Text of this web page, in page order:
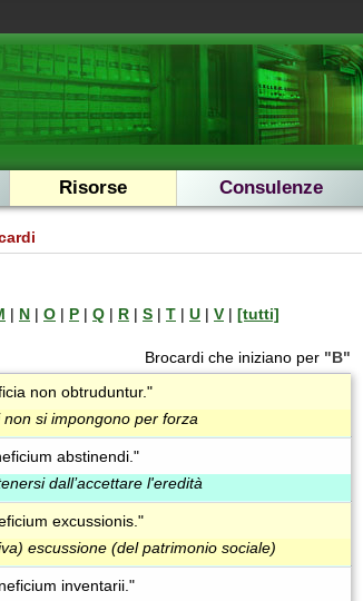
Risorse Consulenze
| N | O | P | Q | R | S | T | U | V | [tutti]
Brocardi che iniziano per "B"
non obtruduntur."
si impongono per forza
abstinendi."
dall’accettare l'eredità
excussionis."
escussione (del patrimonio sociale)
inventarii."